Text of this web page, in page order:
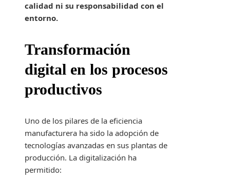
calidad ni su responsabilidad con el
entorno.
Transformación
digital en los procesos
productivos
Uno de los pilares de la eficiencia
manufacturera ha sido la adopción de
tecnologías avanzadas en sus plantas de
producción. La digitalización ha
permitido: